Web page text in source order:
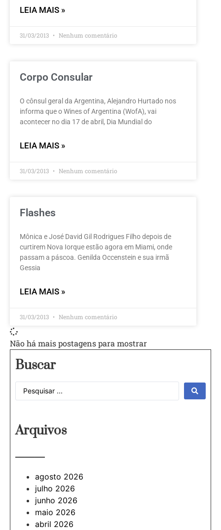
LEIA MAIS »
31/03/2013 Nenhum comentário
Corpo Consular
O cônsul geral da Argentina, Alejandro Hurtado nos
informa que o Wines of Argentina (WofA), vai
acontecer no dia 17 de abril, Dia Mundial do
LEIA MAIS »
31/03/2013 Nenhum comentário
Flashes
Mônica e José David Gil Rodrigues Filho depois de
curtirem Nova Iorque estão agora em Miami, onde
passam a páscoa. Genilda Occenstein e sua irmã
Gessia
LEIA MAIS »
31/03/2013 Nenhum comentário
Não há mais postagens para mostrar
Buscar
Arquivos
———
agosto 2026
julho 2026
junho 2026
maio 2026
abril 2026